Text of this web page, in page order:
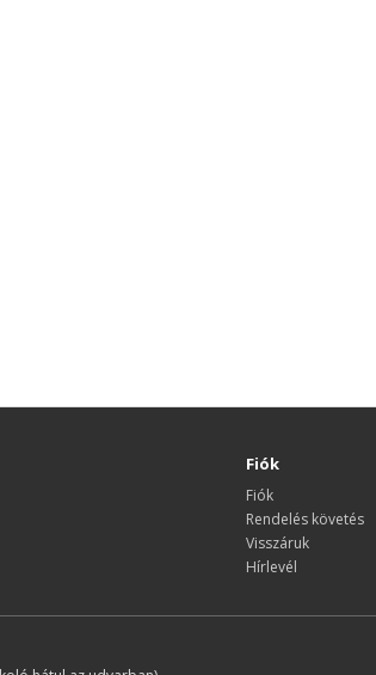
Fiók
Fiók
Rendelés követés
Visszáruk
Hírlevél